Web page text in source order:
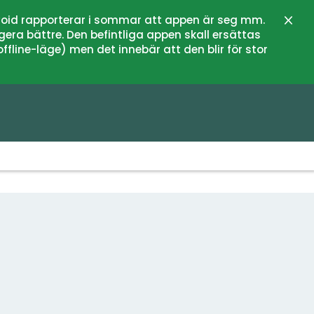
rapporterar i sommar att appen är seg mm.
bättre. Den befintliga appen skall ersättas
läge) men det innebär att den blir för stor